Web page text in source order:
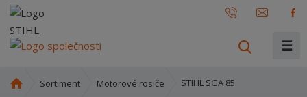
☰
Sortiment Motorové rosiče STIHL SGA 85